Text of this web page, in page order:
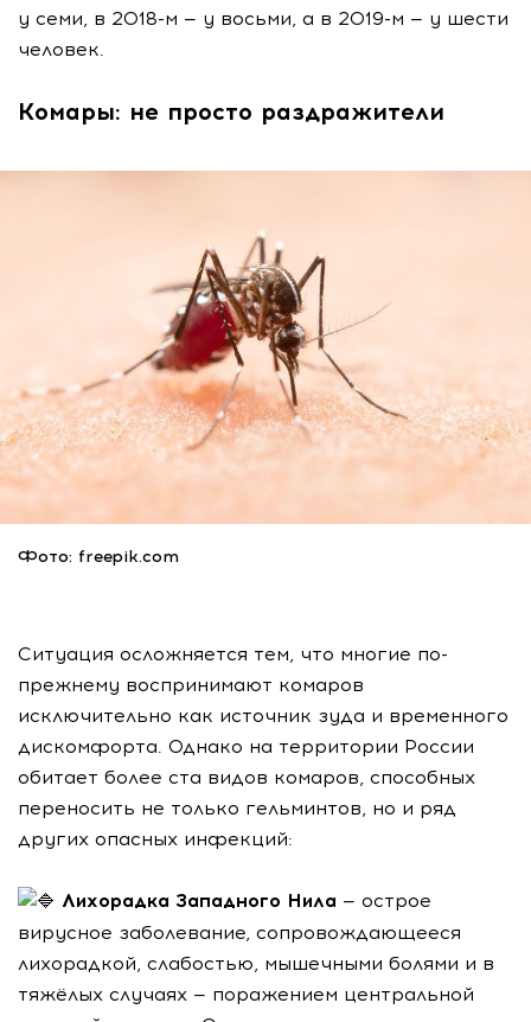
у семи, в 2018-м — у восьми, а в 2019-м — у шести
человек.
Комары: не просто раздражители
Фото: freepik.com
Ситуация осложняется тем, что многие по-
прежнему воспринимают комаров
исключительно как источник зуда и временного
дискомфорта. Однако на территории России
обитает более ста видов комаров, способных
переносить не только гельминтов, но и ряд
других опасных инфекций:
Лихорадка Западного Нила — острое
вирусное заболевание, сопровождающееся
лихорадкой, слабостью, мышечными болями и в
тяжёлых случаях — поражением центральной